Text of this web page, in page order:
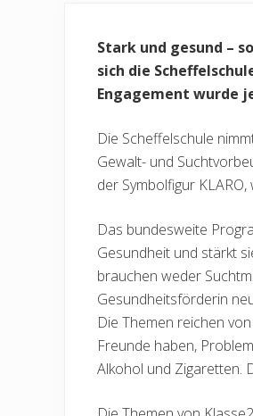
Stark und gesund –
sich die
Engagement wurde
Die Scheffelschule
Gewalt- und
der Symbolfigur
Das bundesweite
Gesundheit und stärkt
brauchen weder
Gesundheitsförderin
Die Themen reichen
Freunde haben,
Alkohol und Zigaretten.